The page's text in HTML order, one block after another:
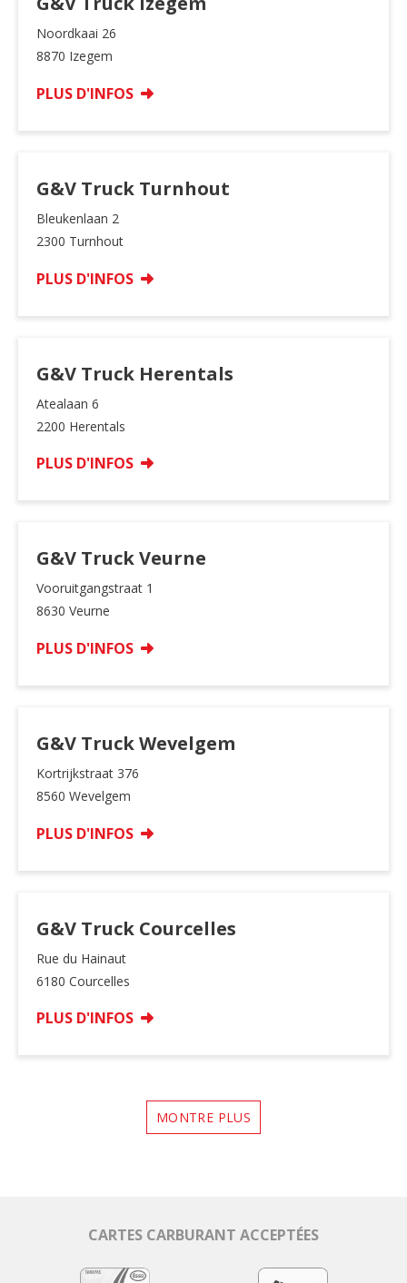
Noordkaai 26
8870 Izegem
PLUS D'INFOS
G&V Truck Turnhout
Bleukenlaan 2
2300 Turnhout
PLUS D'INFOS
G&V Truck Herentals
Atealaan 6
2200 Herentals
PLUS D'INFOS
G&V Truck Veurne
Vooruitgangstraat 1
8630 Veurne
PLUS D'INFOS
G&V Truck Wevelgem
Kortrijkstraat 376
8560 Wevelgem
PLUS D'INFOS
G&V Truck Courcelles
Rue du Hainaut
6180 Courcelles
PLUS D'INFOS
MONTRE PLUS
CARTES CARBURANT ACCEPTÉES